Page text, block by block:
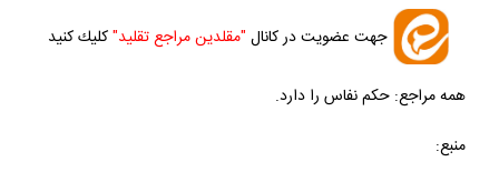
جهت عضويت در كانال "مقلدين مراجع تقليد"كليك كنيد
همه مراجع: حكم نفاس را دارد.
منبع: